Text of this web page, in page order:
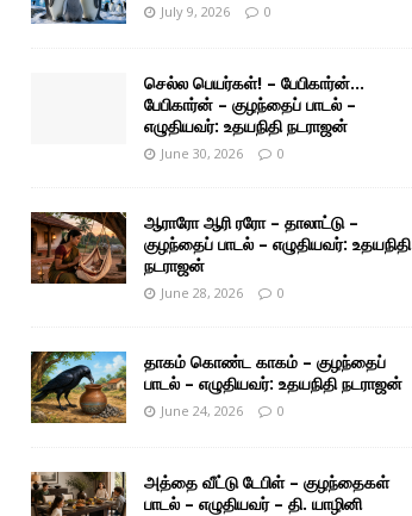
July 9, 2026 0
செல்ல பெயர்கள்! – பேபிகார்ன்…
பேபிகார்ன் – குழந்தைப் பாடல் –
எழுதியவர்: உதயநிதி நடராஜன்
June 30, 2026 0
ஆராரோ ஆரி ரரோ – தாலாட்டு –
குழந்தைப் பாடல் – எழுதியவர்: உதயநிதி
நடராஜன்
June 28, 2026 0
தாகம் கொண்ட காகம் – குழந்தைப்
பாடல் – எழுதியவர்: உதயநிதி நடராஜன்
June 24, 2026 0
அத்தை வீட்டு டேபிள் – குழந்தைகள்
பாடல் – எழுதியவர் – தி. யாழினி